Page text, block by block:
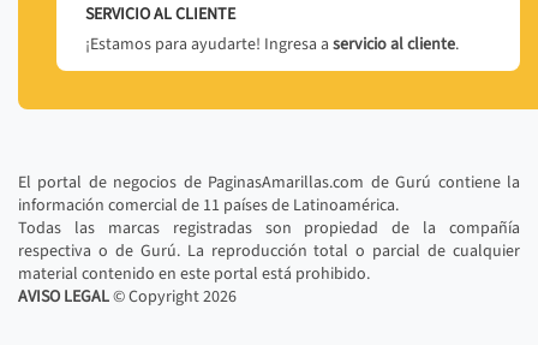
SERVICIO AL CLIENTE
¡Estamos para ayudarte! Ingresa a servicio al cliente.
El portal de negocios de PaginasAmarillas.com de Gurú contiene la
información comercial de 11 países de Latinoamérica.
Todas las marcas registradas son propiedad de la compañía
respectiva o de Gurú. La reproducción total o parcial de cualquier
material contenido en este portal está prohibido.
AVISO LEGAL© Copyright2026